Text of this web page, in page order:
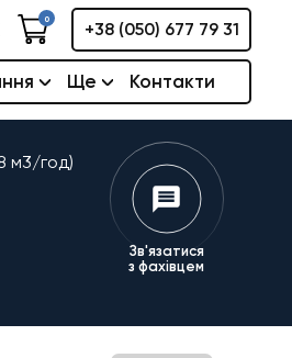
0
+38 (050) 677 79 31
Ще Контакти
м3/год)
Зв'язатися
з фахівцем